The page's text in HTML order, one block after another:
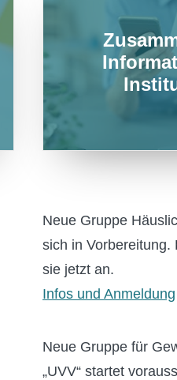
Neue Gruppe
sich in Vorbereitung.
sie jetzt an.
Infos und Anmeldung
Neue Gruppe für
„UVV“ startet